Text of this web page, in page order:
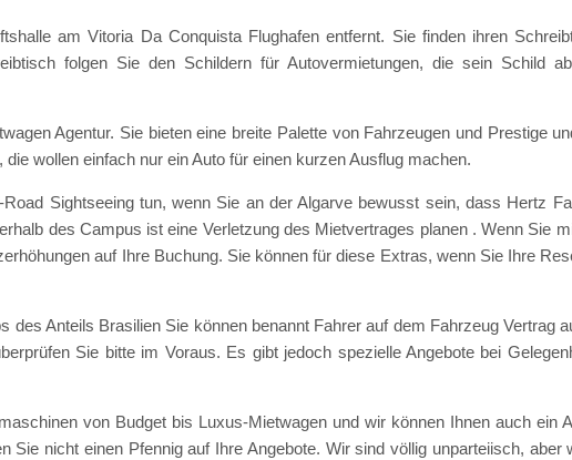
am Vitoria Da Conquista Flughafen entfernt. Sie finden ihren
folgen Sie den Schildern für Autovermietungen, die sein Schild
Agentur. Sie bieten eine breite Palette von Fahrzeugen und Prestige
wollen einfach nur ein Auto für einen kurzen Ausflug machen.
Sightseeing tun, wenn Sie an der Algarve bewusst sein, dass Hertz
des Campus ist eine Verletzung des Mietvertrages planen . Wenn Sie
auf Ihre Buchung. Sie können für diese Extras, wenn Sie Ihre
des Anteils Brasilien Sie können benannt Fahrer auf dem Fahrzeug Vertrag
Sie bitte im Voraus. Es gibt jedoch spezielle Angebote bei
von Budget bis Luxus-Mietwagen und wir können Ihnen auch ein
Sie nicht einen Pfennig auf Ihre Angebote. Wir sind völlig unparteiisch,